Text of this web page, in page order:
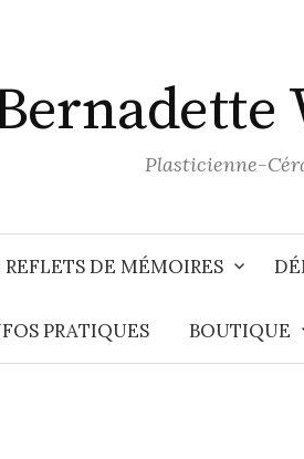
Plasticienne-
DE MÉMOIRES
PRATIQUES BOUTIQUE